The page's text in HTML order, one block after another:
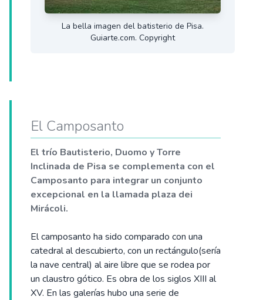
La bella imagen del batisterio de Pisa.
Guiarte.com. Copyright
El Camposanto
El trío Bautisterio, Duomo y Torre
Inclinada de Pisa se complementa con el
Camposanto para integrar un conjunto
excepcional en la llamada plaza dei
Mirácoli.
El camposanto ha sido comparado con una
catedral al descubierto, con un rectángulo(sería
la nave central) al aire libre que se rodea por
un claustro gótico. Es obra de los siglos XIII al
XV. En las galerías hubo una serie de